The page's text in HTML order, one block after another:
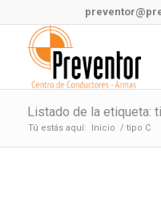
Listado de la etiqueta:
Tú estás aquí: Inicio / tipo C